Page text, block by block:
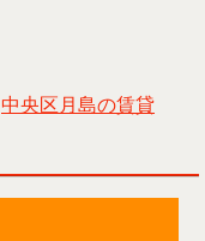
中央区月島の賃貸